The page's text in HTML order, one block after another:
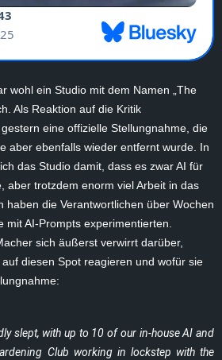
wohl ein Studio mit dem Namen „The
Als Reaktion auf die Kritik
eine offizielle Stellungnahme, die
aber ebenfalls wieder entfernt wurde. In
das Studio damit, dass es zwar AI für
aber trotzdem enorm viel Arbeit in das
haben die Verantwortlichen über Wochen
mit AI-Prompts experimentierten.
sich äußerst verwirrt darüber,
diesen Spot reagieren und wofür sie
slept, with up to 10 of our in-house AI and
Club working in lockstep with the